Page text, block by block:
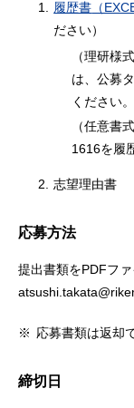
1. 履歴書 （
ださい）
（理研様
は、公募
ください。
（任意書
1616を履
2. 志望理由書
応募方法
提出書類をPDFフ
※ 応募書類は返却
締切日